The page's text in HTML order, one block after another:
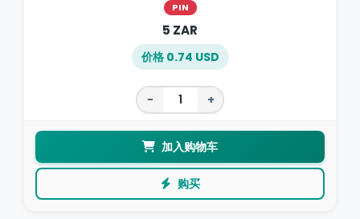
PIN
5 ZAR
价格 0.74 USD
− +
加入购物车
购买